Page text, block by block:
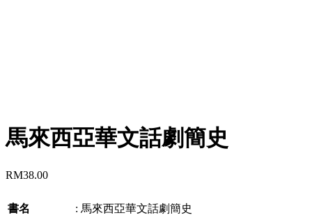
馬來西亞華文話劇簡史
RM38.00
書名 : 馬來西亞華文話劇簡史